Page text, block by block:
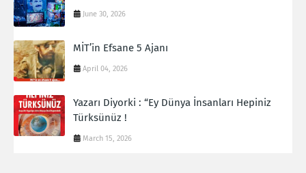
June 30, 2026
MİT’in Efsane 5 Ajanı
April 04, 2026
Yazarı Diyorki : “Ey Dünya İnsanları Hepiniz
Türksünüz !
March 15, 2026